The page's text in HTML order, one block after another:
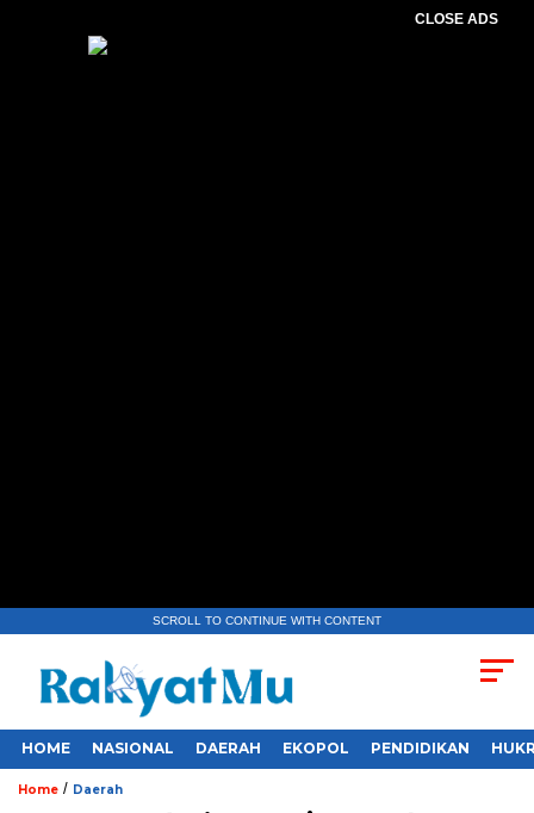
CLOSE ADS
SCROLL TO CONTINUE WITH CONTENT
HOME NASIONAL DAERAH EKOPOL PENDIDIKAN
Home / Daerah